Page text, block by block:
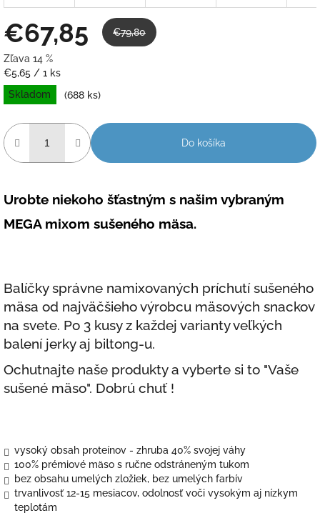
€67,85 €79,80
Zľava 14 %
Jednotková
cena:
€5,65 / 1 ks
Skladom
(688 ks)
Do košíka
Urobte niekoho šťastným s našim vybraným
MEGA mixom sušeného mäsa.
Balíčky správne namixovaných príchutí sušeného
mäsa od najväčšieho výrobcu mäsových snackov
na svete. Po 3 kusy z každej varianty veľkých
balení jerky aj biltong-u.
Ochutnajte naše produkty a vyberte si to "Vaše
sušené mäso". Dobrú chuť !
vysoký obsah proteínov - zhruba 40% svojej váhy
100% prémiové mäso s ručne odstráneným tukom
bez obsahu umelých zložiek, bez umelých farbív
trvanlivosť 12-15 mesiacov, odolnosť voči vysokým aj nízkym
teplotám